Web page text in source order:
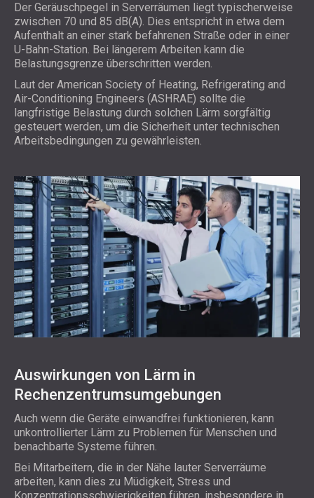
Der Geräuschpegel in Serverräumen liegt typischerweise
zwischen 70 und 85 dB(A). Dies entspricht in etwa dem
Aufenthalt an einer stark befahrenen Straße oder in einer
U-Bahn-Station. Bei längerem Arbeiten kann die
Belastungsgrenze überschritten werden.
Laut der American Society of Heating, Refrigerating and
Air-Conditioning Engineers (ASHRAE) sollte die
langfristige Belastung durch solchen Lärm sorgfältig
gesteuert werden, um die Sicherheit unter technischen
Arbeitsbedingungen zu gewährleisten.
Auswirkungen von Lärm in
Rechenzentrumsumgebungen
Auch wenn die Geräte einwandfrei funktionieren, kann
unkontrollierter Lärm zu Problemen für Menschen und
benachbarte Systeme führen.
Bei Mitarbeitern, die in der Nähe lauter Serverräume
arbeiten, kann dies zu Müdigkeit, Stress und
Konzentrationsschwierigkeiten führen, insbesondere in